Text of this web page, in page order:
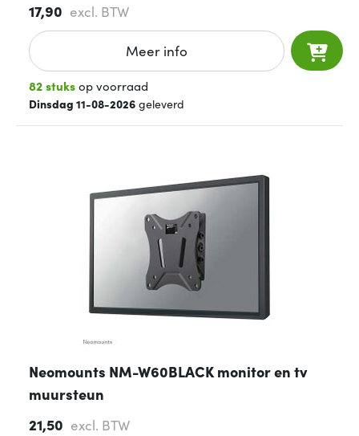
17,90 excl. BTW
Meer info
82 stuksop voorraad
Dinsdag 11-08-2026 geleverd
Neomounts NM-W60BLACK monitor en tv
muursteun
21,50 excl. BTW